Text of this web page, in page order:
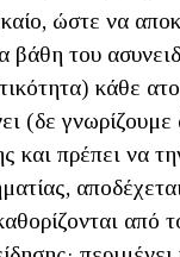
ώστε να
βάθη του
κάθε
(δε
και πρέπει να
από